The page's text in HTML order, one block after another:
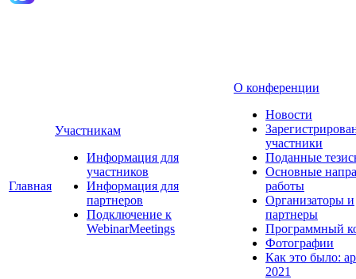
Главная
Участникам
Информация для
участников
Информация для
партнеров
Подключение к
WebinarMeetings
О конференции
Новости
участники
Поданные
Основные
работы
Организаторы и
партнеры
Программный
Фотографии
Как это было:
2021